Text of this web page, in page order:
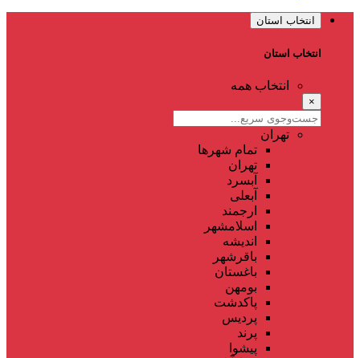
انتخاب استان
انتخاب استان
انتخاب همه
×
تهران
تمام شهر‌ها
تهران
آبسرد
آبعلی
ارجمند
اسلامشهر
اندیشه
باقرشهر
باغستان
بومهن
پاکدشت
پردیس
پرند
پیشوا